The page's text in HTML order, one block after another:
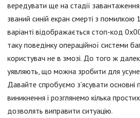
вередувати ще на стадії
званий синій екран смерті з
варіанті відображається стоп-код
таку поведінку операційної системи
користувач не в змозі. До того ж
уявляють, що можна зробити для
Давайте спробуємо з'ясувати основні
виникнення і розглянемо кілька простих
дозволять виправити ситуацію.